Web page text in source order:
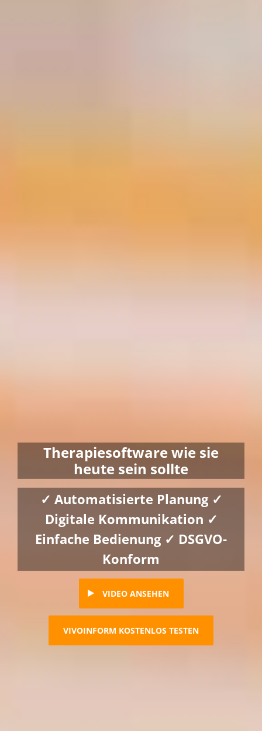
Therapiesoftware wie sie
heute sein sollte
✓ Automatisierte Planung ✓
Digitale Kommunikation ✓
Einfache Bedienung ✓ DSGVO-
Konform
VIDEO ANSEHEN
VIVOINFORM KOSTENLOS TESTEN